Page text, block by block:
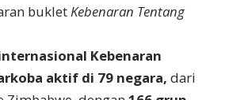
bukletKebenaran Tentang
Kebenaran
aktif di 79 negara, dari